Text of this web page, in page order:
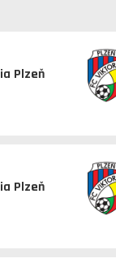
Plzeň
Plzeň